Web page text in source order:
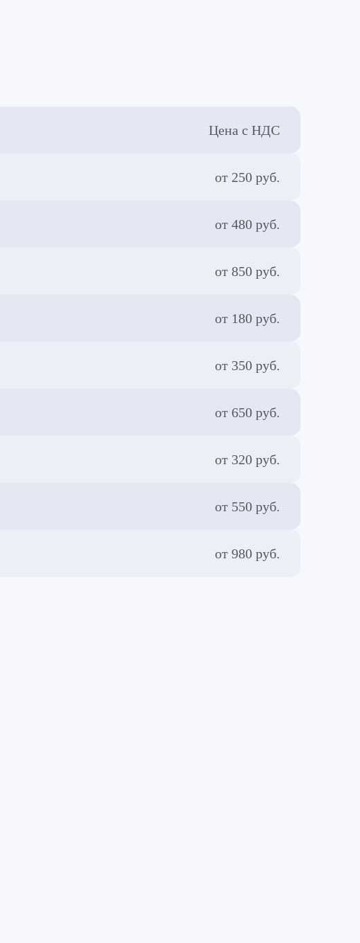
Цена с НДС
от 250 руб.
от 480 руб.
от 850 руб.
от 180 руб.
от 350 руб.
от 650 руб.
от 320 руб.
от 550 руб.
от 980 руб.